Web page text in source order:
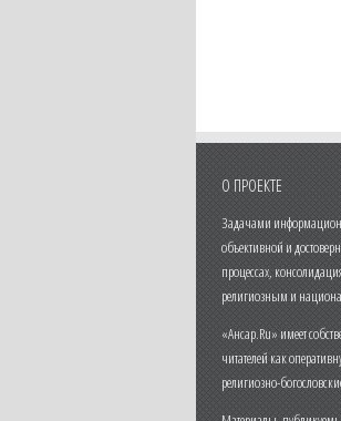
О ПРОЕКТЕ
Задачами
объективной и
процессах,
религиозным и
«Ансар.Ru» имеет
читателей как
религиозно-